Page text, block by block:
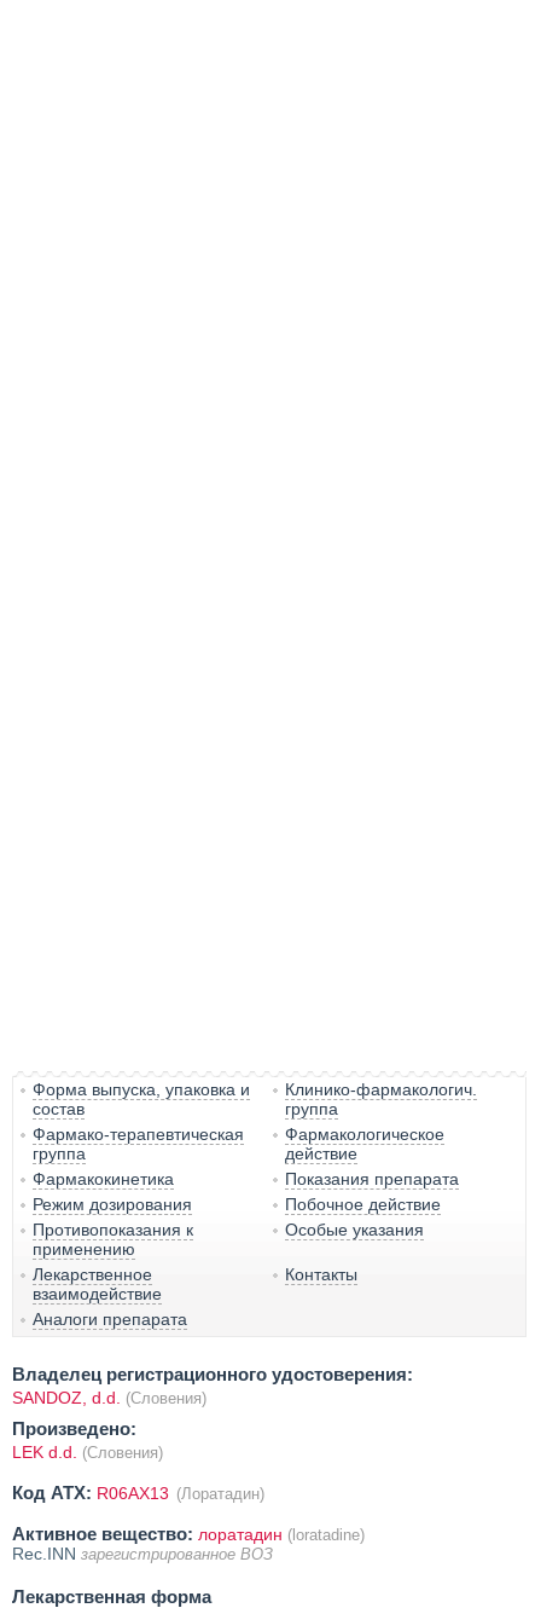
Форма выпуска, упаковка и
состав
Клинико-фармакологич.
группа
Фармако-терапевтическая
группа
Фармакологическое
действие
Фармакокинетика
Показания препарата
Режим дозирования
Побочное действие
Противопоказания к
применению
Особые указания
Лекарственное
взаимодействие
Контакты
Аналоги препарата
Владелец регистрационного удостоверения:
SANDOZ, d.d. (Словения)
Произведено:
LEK d.d. (Словения)
Код ATX: R06AX13 (Лоратадин)
Активное вещество: лоратадин (loratadine)
Rec.INN зарегистрированное ВОЗ
Лекарственная форма